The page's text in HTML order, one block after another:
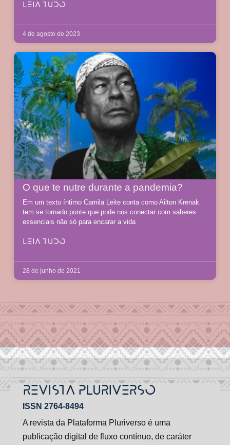
LEIA TUDO
4 de agosto de 2023
O que te nutre durante a pandemia?
Em um texto íntimo Camila Leite conta como Ailton Krenak
tem se tornado ponte que pode nos conectar com saberes
essenciais não só para encarar a vida
LEIA TUDO
28 de junho de 2021
REVISTA PLURIVERSO
ISSN 2764-8494
A revista da Plataforma Pluriverso é uma
publicação digital de fluxo contínuo, de caráter